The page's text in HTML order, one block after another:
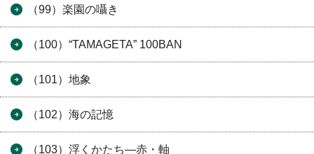
（99）楽園の囁き
（100）“TAMAGETA” 100BAN
（101）地象
（102）海の記憶
（103）浮くかたち―赤・軸